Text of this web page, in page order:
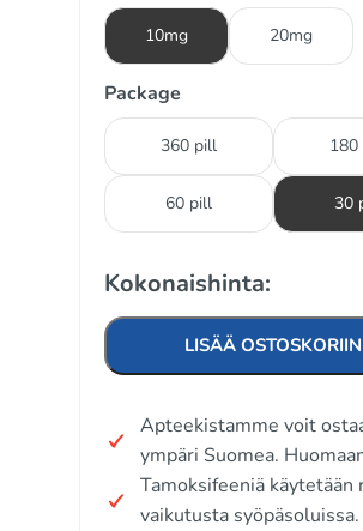
10mg 20mg
Package
360 pill
60 pill 30
Kokonaishinta:
LISÄÄ OSTOSKORIIN
Apteekistamme voit
ympäri Suomea.
Tamoksifeeniä
vaikutusta syöpäsoluissa.